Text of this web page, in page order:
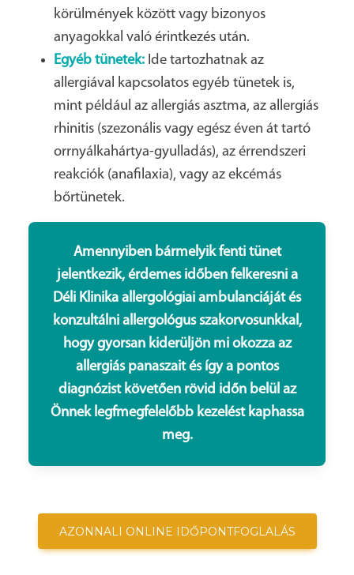
körülmények között vagy bizonyos
anyagokkal való érintkezés után.
Egyéb tünetek: Ide tartozhatnak az
allergiával kapcsolatos egyéb tünetek is,
mint például az allergiás asztma, az allergiás
rhinitis (szezonális vagy egész éven át tartó
orrnyálkahártya-gyulladás), az érrendszeri
reakciók (anafilaxia), vagy az ekcémás
bőrtünetek.
Amennyiben bármelyik fenti tünet
jelentkezik, érdemes időben felkeresni a
Déli Klinika allergológiai ambulanciáját és
konzultálni allergológus szakorvosunkkal,
hogy gyorsan kiderüljön mi okozza az
allergiás panaszait és így a pontos
diagnózist követően rövid időn belül az
Önnek legfmegfelelőbb kezelést kaphassa
meg.
AZONNALI ONLINE IDŐPONTFOGLALÁS